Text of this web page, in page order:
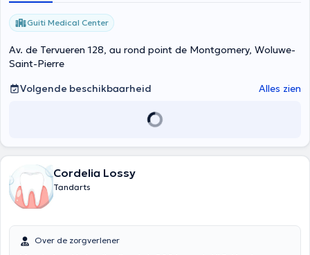
Guiti Medical Center
Av. de Tervueren 128, au rond point de Montgomery, Woluwe-
Saint-Pierre
Volgende beschikbaarheid
Alles zien
Cordelia Lossy
Tandarts
Over de zorgverlener